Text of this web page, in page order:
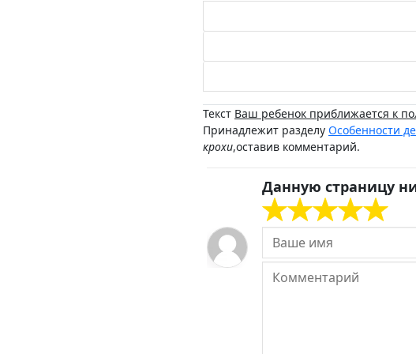
Текст Ваш ребенок приближается к
Принадлежит разделу Особенности
крохи,оставив комментарий.
Данную страницу